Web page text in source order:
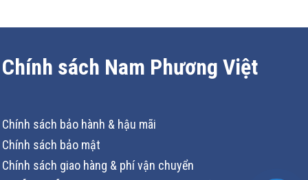
Chính sách Nam Phương Việt
Chính sách bảo hành & hậu mãi
Chính sách bảo mật
Chính sách giao hàng & phí vận chuyển